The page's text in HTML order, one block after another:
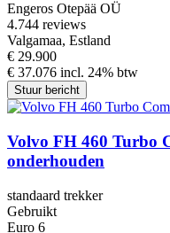
Engeros Otepää OÜ
4.744 reviews
Valgamaa, Estland
€ 29.900
€ 37.076 incl. 24% btw
Stuur bericht
Volvo FH 460 Turbo
onderhouden
standaard trekker
Gebruikt
Euro 6